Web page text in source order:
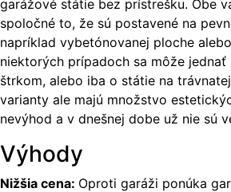
garážové státie bez prístrešku. Obe
spoločné to, že sú postavené na
napríklad vybetónovanej ploche
niektorých prípadoch sa môže jednať
štrkom, alebo iba o státie na
varianty ale majú množstvo
nevýhod a v dnešnej dobe už nie sú
Výhody
Nižšia cena: Oproti garáži ponúka